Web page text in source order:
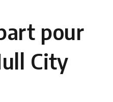
pour
City